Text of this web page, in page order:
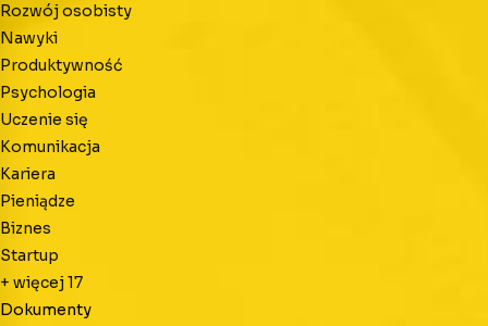
Rozwój osobisty
Nawyki
Produktywność
Psychologia
Uczenie się
Komunikacja
Kariera
Pieniądze
Biznes
Startup
+ więcej17
Dokumenty